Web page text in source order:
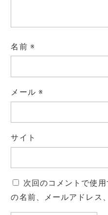
名前 ※
メール ※
サイト
次回のコメントで使
の名前、メールアドレス